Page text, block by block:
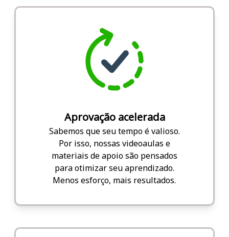
Aprovação acelerada
Sabemos que seu tempo é valioso.
Por isso, nossas videoaulas e
materiais de apoio são pensados
para otimizar seu aprendizado.
Menos esforço, mais resultados.